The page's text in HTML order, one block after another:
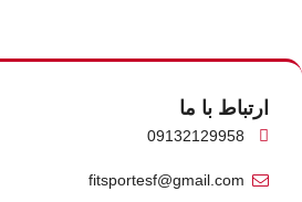
ارتباط با ما
09132129958
fitsportesf@gmail.com